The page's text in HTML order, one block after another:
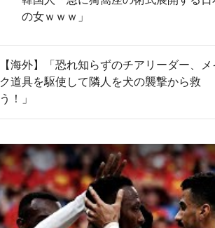
の女ｗｗｗ」
【海外】「恐れ知らずのチアリーダー、メ
ク道具を駆使して隣人を犬の襲撃から救
う！」